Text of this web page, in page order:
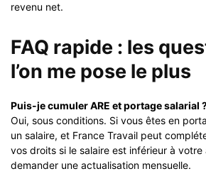
revenu net.
FAQ rapide : les
l’on me pose le plus
Puis-je cumuler ARE et portage salarial
Oui, sous conditions. Si vous êtes en
un salaire, et France Travail peut
vos droits si le salaire est inférieur à
demander une actualisation mensuelle.